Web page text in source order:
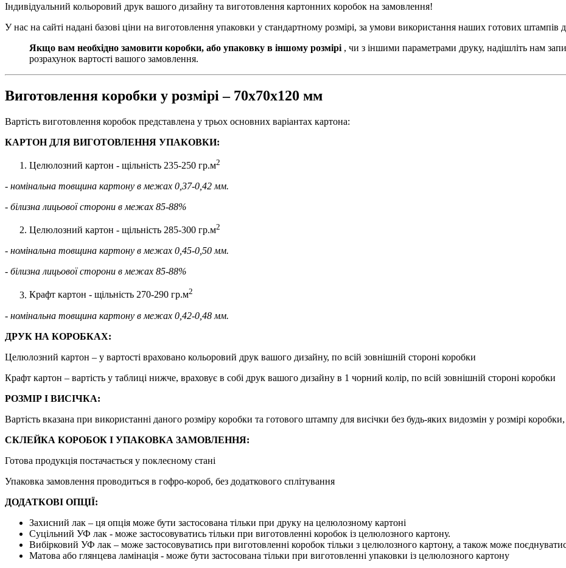
Індивідуальний кольоровий друк вашого дизайну та виготовлення картонних коробок на замовлення!
У нас на сайті надані базові ціни на виготовлення упаковки у стандартному розмірі, за умови використання наших готових штампів
Якщо вам необхідно замовити коробки, або упаковку в іншому розмірі , чи з іншими параметрами друку, надішліть нам
розрахунок вартості вашого замовлення.
Виготовлення коробки у розмірі – 70х70х120 мм
Вартість виготовлення коробок представлена у трьох основних варіантах картона:
КАРТОН ДЛЯ ВИГОТОВЛЕННЯ УПАКОВКИ:
Целюлозний картон - щільність 235-250 гр.м2
- номінальна товщина картону в межах 0,37-0,42 мм.
- білизна лицьової сторони в межах 85-88%
Целюлозний картон - щільність 285-300 гр.м2
- номінальна товщина картону в межах 0,45-0,50 мм.
- білизна лицьової сторони в межах 85-88%
Крафт картон - щільність 270-290 гр.м2
- номінальна товщина картону в межах 0,42-0,48 мм.
ДРУК НА КОРОБКАХ:
Целюлозний картон – у вартості враховано кольоровий друк вашого дизайну, по всій зовнішній стороні коробки
Крафт картон – вартість у таблиці нижче, враховує в собі друк вашого дизайну в 1 чорний колір, по всій зовнішній стороні коробки
РОЗМІР І ВИСІЧКА:
Вартість вказана при використанні даного розміру коробки та готового штампу для висічки без будь-яких видозмін у розмірі
СКЛЕЙКА КОРОБОК І УПАКОВКА ЗАМОВЛЕННЯ:
Готова продукція постачається у поклеєному стані
Упаковка замовлення проводиться в гофро-короб, без додаткового сплітування
ДОДАТКОВІ ОПЦІЇ:
Захисний лак – ця опція може бути застосована тільки при друку на целюлозному картоні
Суцільний УФ лак - може застосовуватись тільки при виготовленні коробок із целюлозного картону.
Вибірковий УФ лак – може застосовуватись при виготовленні коробок тільки з целюлозного картону, а також може
Матова або глянцева ламінація - може бути застосована тільки при виготовленні упаковки із целюлозного картону